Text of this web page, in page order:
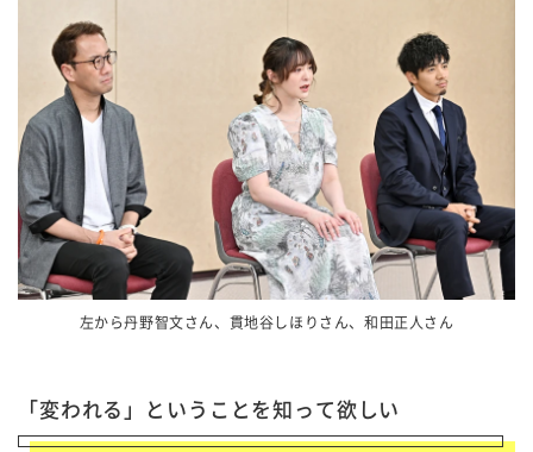
左から丹野智文さん、貫地谷しほりさん、和田正人さん
「変われる」ということを知って欲しい